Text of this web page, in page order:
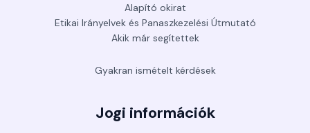
Alapító okirat
Etikai Irányelvek és Panaszkezelési Útmutató
Akik már segítettek
Gyakran ismételt kérdések
Jogi információk